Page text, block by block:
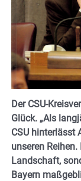
Der CSU-
Glück. „Als
CSU hinterlässt
unseren
Landschaft,
Bayern